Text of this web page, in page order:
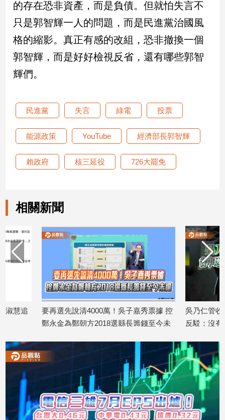
食
星
座/
理
消
健
子/
感
情
藝
文
創
電
影
推
薦
戲
寵
物
Pet
影
的存在恐非資產，而是負債。但就怕失言不
只是郭智輝一人的問題，而是民進黨治國風
格的縮影。真正有感的改組，恐非撤換一個
郭智輝，而是好好檢視反省，還有哪些郭智
輝們。
民進黨 失言 綠電 投票
能源政策 YouTube 經濟部長郭智輝
賴政府 核三延役 726大罷免
相關新聞
要再選先說清4000萬！吳子嘉秀票據 控
鄭永金為鄭朝方2018選縣長籌錢至今未
2026/08/07
吳乃仁管收12天就
反駁：沒有司法雙標